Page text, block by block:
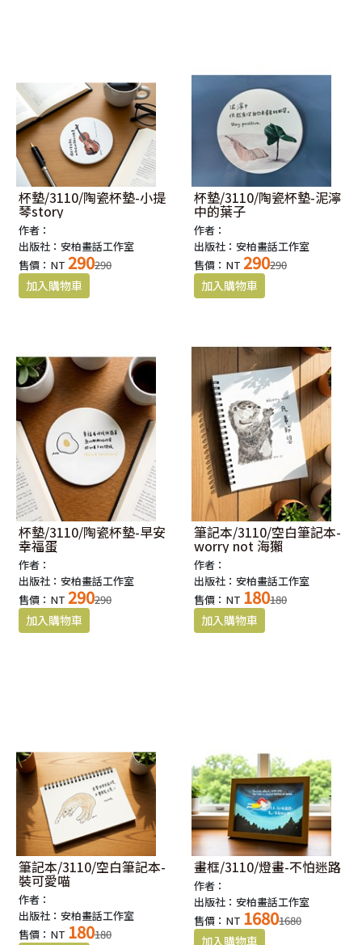
杯墊/3110/陶瓷杯墊-小提
琴story
作者：
出版社：安柏畫話工作室
售價：NT 290290
杯墊/3110/陶瓷杯墊-泥濘
中的葉子
作者：
出版社：安柏畫話工作室
售價：NT 290290
杯墊/3110/陶瓷杯墊-早安
幸福蛋
作者：
出版社：安柏畫話工作室
售價：NT 290290
筆記本/3110/空白筆記本-
worry not 海獺
作者：
出版社：安柏畫話工作室
售價：NT 180180
筆記本/3110/空白筆記本-
裝可愛喵
作者：
出版社：安柏畫話工作室
售價：NT 180180
畫框/3110/燈畫-不怕迷路
作者：
出版社：安柏畫話工作室
售價：NT 16801680